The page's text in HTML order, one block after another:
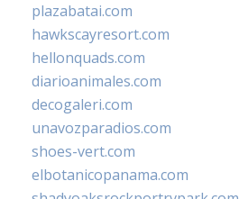
plazabatai.com
hawkscayresort.com
hellonquads.com
diarioanimales.com
decogaleri.com
unavozparadios.com
shoes-vert.com
elbotanicopanama.com